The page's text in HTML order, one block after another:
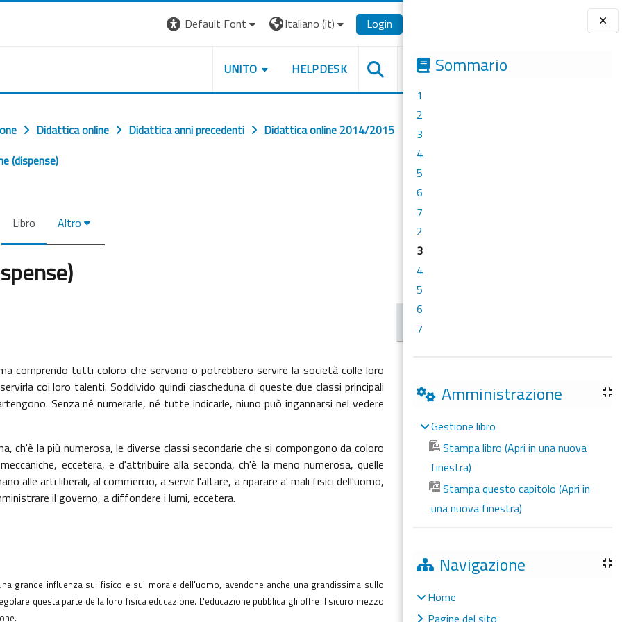
Blocchi
Sommario
1
2
3
4
5
6
7
2
3
4
5
6
7
Amministrazione
Gestione libro
Stampa libro (Apri in una nuova
finestra)
Stampa questo capitolo (Apri in
una nuova finestra)
Navigazione
Home
Default Font Italiano ‎(it)‎ Login
UNITO HELPDESK
Didattica online Didattica anni precedenti
Didattica online 2014/2015
(dispense)
Libro Altro
comprendo tutti coloro che servono o potrebbero servire la società colle loro
coi loro talenti. Soddivido quindi ciascheduna di queste due classi principali
Senza né numerarle, né tutte indicarle, niuno può ingannarsi nel vedere
ch'è la più numerosa, le diverse classi secondarie che si compongono da coloro
eccetera, e d'attribuire alla seconda, ch'è la meno numerosa, quelle
alle arti liberali, al commercio, a servir l'altare, a riparare a' mali fisici dell'uomo,
il governo, a diffondere i lumi, eccetera.
grande influenza sul fisico e sul morale dell'uomo, avendone anche una grandissima sullo
questa parte della loro fisica educazione. L'educazione pubblica gli offre il sicuro mezzo